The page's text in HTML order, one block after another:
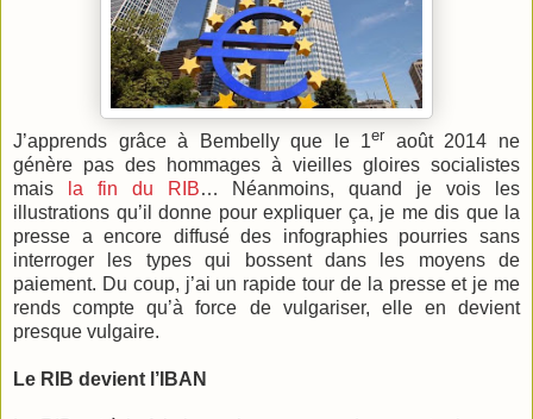
J’apprends grâce à Bembelly que le 1er août 2014 ne
génère pas des hommages à vieilles gloires socialistes
mais
la fin du RIB… Néanmoins, quand je vois les
illustrations qu’il donne pour expliquer ça, je me dis que la
presse a encore diffusé des infographies pourries sans
interroger les types qui bossent dans les moyens de
paiement. Du coup, j’ai un rapide tour de la presse et je me
rends compte qu’à force de vulgariser, elle en devient
presque vulgaire.
Le RIB devient l’IBAN